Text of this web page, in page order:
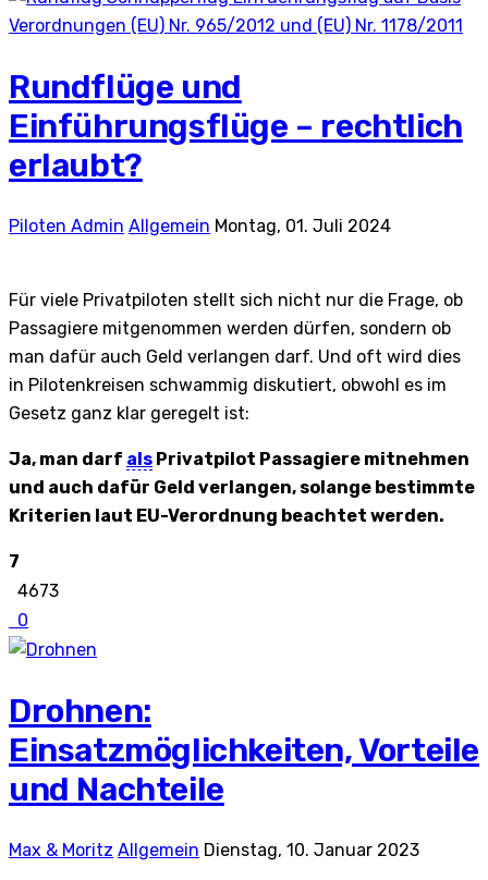
Rundflüge und
Einführungsflüge – rechtlich
erlaubt?
Piloten Admin Allgemein Montag, 01. Juli 2024
Für viele Privatpiloten stellt sich nicht nur die Frage, ob
Passagiere mitgenommen werden dürfen, sondern ob
man dafür auch Geld verlangen darf. Und oft wird dies
in Pilotenkreisen schwammig diskutiert, obwohl es im
Gesetz ganz klar geregelt ist:
Ja, man darf als Privatpilot Passagiere mitnehmen
und auch dafür Geld verlangen, solange bestimmte
Kriterien laut EU-Verordnung beachtet werden.
7
4673
0
Drohnen:
Einsatzmöglichkeiten, Vorteile
und Nachteile
Max & Moritz Allgemein Dienstag, 10. Januar 2023